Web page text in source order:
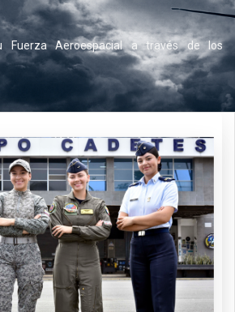
Fuerza Aeroespacial a través de los